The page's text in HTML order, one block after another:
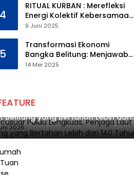
4
RITUAL KURBAN : Merefleksi
Energi Kolektif Kebersamaan
dan Mengeliminasi Sifat
9 Juni 2025
5
Transformasi Ekonomi
Bangka Belitung: Menjawab
Tantangan Melalui
14 Mei 2025
Pulau Lengkuas, Penjaga
Belitung yang Bertahan Lebih dari
Tahun
2026